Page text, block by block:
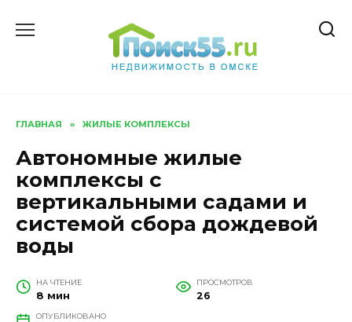
ГЛАВНАЯ » ЖИЛЫЕ КОМПЛЕКСЫ
Автономные жилые
комплексы с
вертикальными садами и
системой сбора дождевой
воды
НА ЧТЕНИЕ
8 мин
ПРОСМОТРОВ
26
ОПУБЛИКОВАНО